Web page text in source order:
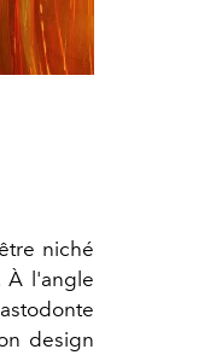
niché
À l'angle
design